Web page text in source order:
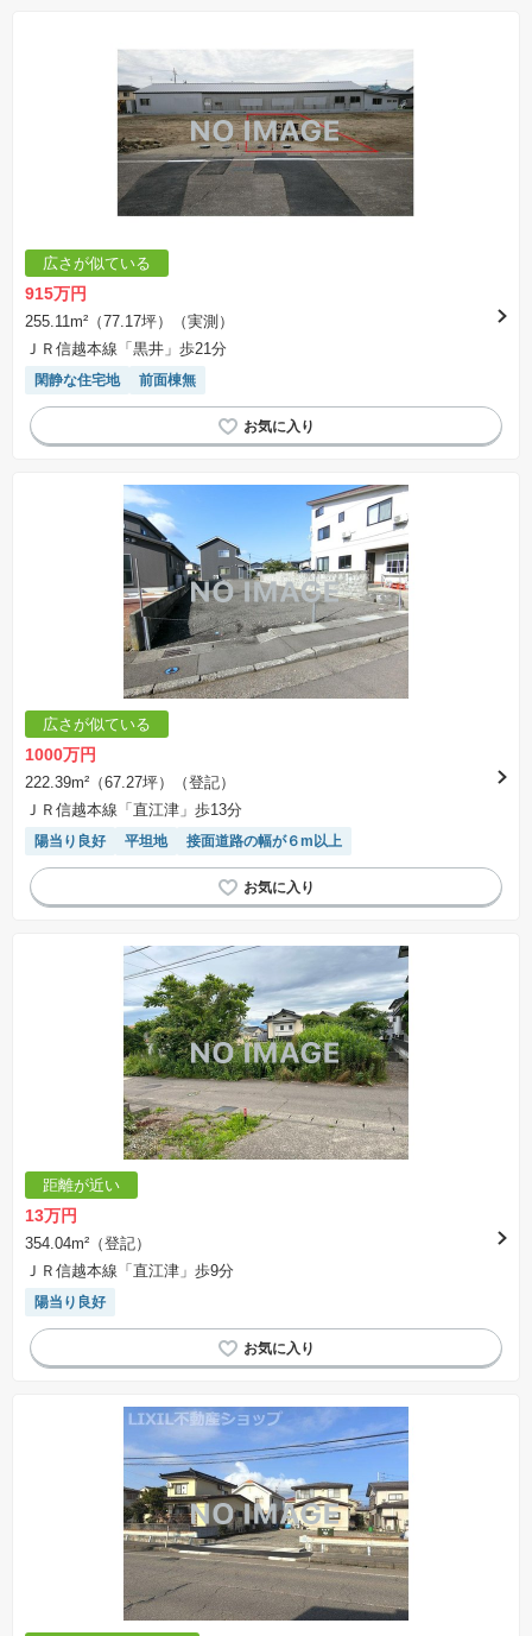
広さが似ている
915万円
255.11m²（77.17坪）（実測）
ＪＲ信越本線「黒井」歩21分
閑静な住宅地 前面棟無
広さが似ている
1000万円
222.39m²（67.27坪）（登記）
ＪＲ信越本線「直江津」歩13分
陽当り良好 平坦地 接面道路の幅が６m以上
距離が近い
13万円
354.04m²（登記）
ＪＲ信越本線「直江津」歩9分
陽当り良好